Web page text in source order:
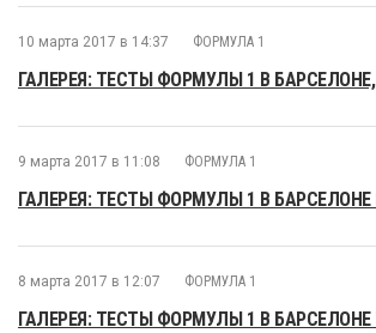
10 марта 2017 в 14:37 ФОРМУЛА 1
ГАЛЕРЕЯ: ТЕСТЫ ФОРМУЛЫ 1 В
9 марта 2017 в 11:08 ФОРМУЛА 1
ГАЛЕРЕЯ: ТЕСТЫ ФОРМУЛЫ 1 В БАРСЕЛОНЕ
8 марта 2017 в 12:07 ФОРМУЛА 1
ГАЛЕРЕЯ: ТЕСТЫ ФОРМУЛЫ 1 В БАРСЕЛОНЕ